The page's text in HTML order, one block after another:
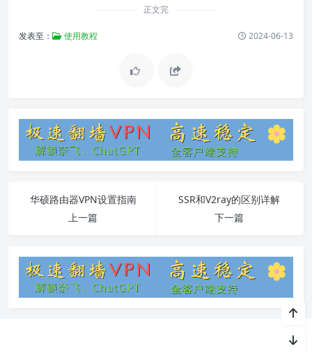
正文完
发表至： 使用教程 2024-06-13
华硕路由器VPN设置指南
上一篇
SSR和V2ray的区别详解
下一篇